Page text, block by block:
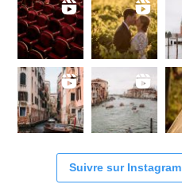
Suivre sur Instagram